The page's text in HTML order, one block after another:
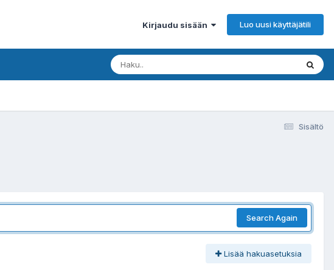
Kirjaudu sisään Luo uusi käyttäjätili
Sisältö
Search Again
Lisää hakuasetuksia